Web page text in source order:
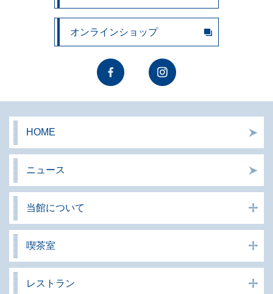
オンラインショップ
HOME
ニュース
当館について
喫茶室
レストラン